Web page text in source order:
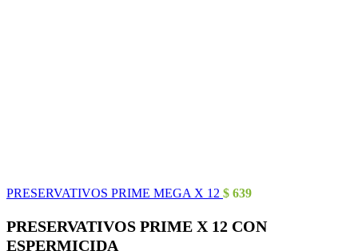
PRESERVATIVOS PRIME MEGA X 12 $ 639
PRESERVATIVOS PRIME X 12 CON
ESPERMICIDA